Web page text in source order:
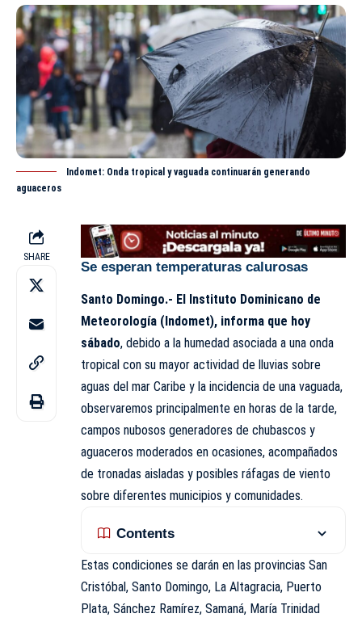
Indomet: Onda tropical y vaguada continuarán generando
aguaceros
SHARE
Se esperan temperaturas calurosas
Santo Domingo.- El Instituto Dominicano de
Meteorología (Indomet), informa que hoy
sábado, debido a la humedad asociada a una onda
tropical con su mayor actividad de lluvias sobre
aguas del mar Caribe y la incidencia de una vaguada,
observaremos principalmente en horas de la tarde,
campos nubosos generadores de chubascos y
aguaceros moderados en ocasiones, acompañados
de tronadas aisladas y posibles ráfagas de viento
sobre diferentes municipios y comunidades.
Contents
Estas condiciones se darán en las provincias San
Cristóbal, Santo Domingo, La Altagracia, Puerto
Plata, Sánchez Ramírez, Samaná, María Trinidad